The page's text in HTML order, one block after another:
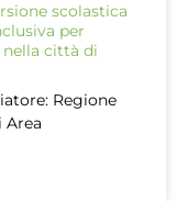
scolastica
per
città di
Regione
Area